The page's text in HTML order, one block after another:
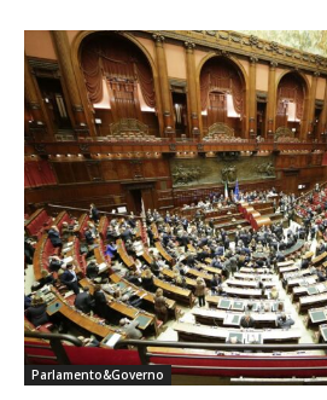
Parlamento&Governo